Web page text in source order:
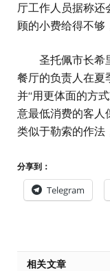
厅工作人员据称还
顾的小费给得不够
圣托佩市长希
餐厅的负责人在夏
并“用更体面的方
意最低消费的客人
类似于勒索的作法
分享到：
Telegram
相关文章